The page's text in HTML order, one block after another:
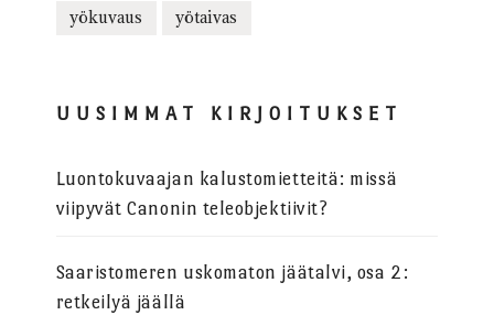
yökuvaus yötaivas
UUSIMMAT KIRJOITUKSET
Luontokuvaajan kalustomietteitä: missä
viipyvät Canonin teleobjektiivit?
Saaristomeren uskomaton jäätalvi, osa 2:
retkeilyä jäällä